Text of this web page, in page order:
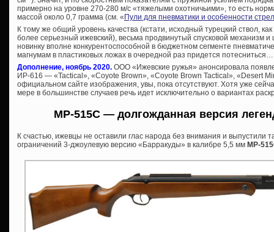
примерно на уровне 270-280 м/с «тяжелыми охотничьими», то есть
массой около 0,7 грамма (см. «Пули для пневматики и особенности
К тому же общий уровень качества (кстати, исходный турецкий ствол,
более серьезный ижевский), весьма продвинутый спусковой механизм
новинку вполне конкурентоспособной в бюджетном сегменте
магнумам в пластиковых ложах в очередной раз придется потесниться…
Дополнение, ноябрь 2020. ООО «Ижевские ружья» анонсировала
ИР-616 — «Tactical», «Coyote Brown», «Coyote Brown Tactical», «Desert
официальном сайте изображения, увы, пока отсутствуют. Хотя уже
мере в большинстве случаев речь идет исключительно о вариантах
МР-515С — долгожданная версия
К счастью, ижевцы не оставили глас народа без внимания и выпустили
ограничений 3-джоулевую версию «Барракуды» в калибре 5,5 мм МР-